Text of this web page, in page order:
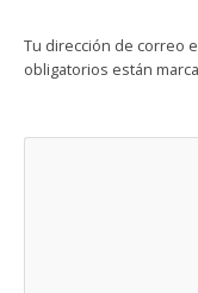
Tu dirección de correo
obligatorios están